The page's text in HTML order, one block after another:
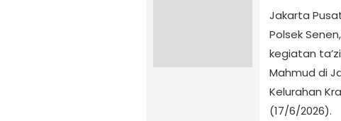
Jakarta
Polsek
kegiatan
Mahmud di
Kelurahan
(17/6/2026).